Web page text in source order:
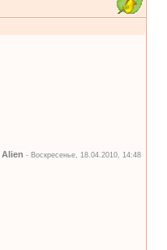
Alien - Воскресенье, 18.04.2010, 14:48